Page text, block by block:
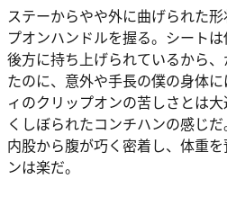
ステーからやや外に曲げられた
プオンハンドルを握る。シート
後方に持ち上げられているから
たのに、意外や手長の僕の身体
ィのクリップオンの苦しさとは
くしぼられたコンチハンの感じ
内股から腹が巧く密着し、体重
ンは楽だ。